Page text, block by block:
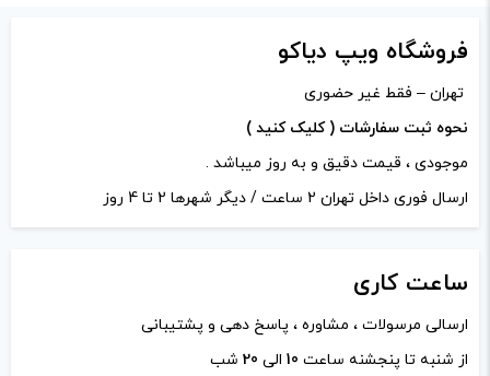
فروشگاه ویپ دیاکو
تهران – فقط غیر حضوری
نحوه ثبت سفارشات ( کلیک کنید )
موجودی ، قیمت دقیق و به روز میباشد .
ارسال فوری داخل تهران 2 ساعت / دیگر شهرها 2 تا 4 روز
ساعت کاری
ارسالی مرسولات ، مشاوره ، پاسخ دهی و پشتیبانی
از شنبه تا پنجشنه ساعت 10 الی 20 شب